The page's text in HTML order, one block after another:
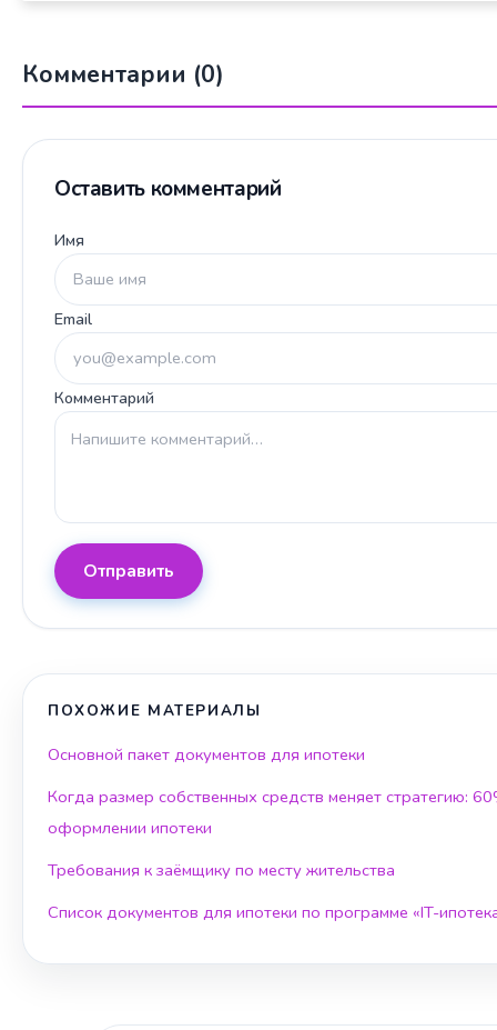
Комментарии (0)
Оставить комментарий
Имя
Email
Комментарий
Отправить
ПОХОЖИЕ МАТЕРИАЛЫ
Основной пакет документов для ипотеки
Когда размер собственных средств меняет стратегию:
оформлении ипотеки
Требования к заёмщику по месту жительства
Список документов для ипотеки по программе «IT-